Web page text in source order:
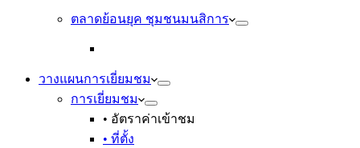
ตลาดย้อนยุค ชุมชนมนสิการ
วางแผนการเยี่ยมชม
การเยี่ยมชม
• อัตราค่าเข้าชม
• ที่ตั้ง